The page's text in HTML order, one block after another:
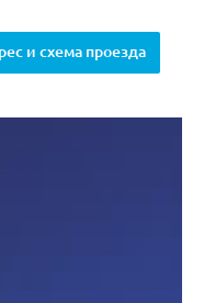
и схема проезда